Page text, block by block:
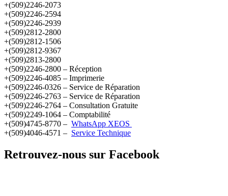
+(509)2246-2073
+(509)2246-2594
+(509)2246-2939
+(509)2812-2800
+(509)2812-1506
+(509)2812-9367
+(509)2813-2800
+(509)2246-2800 – Réception
+(509)2246-4085 – Imprimerie
+(509)2246-0326 – Service de Réparation
+(509)2246-2763 – Service de Réparation
+(509)2246-2764 – Consultation Gratuite
+(509)2249-1064 – Comptabilité
+(509)4745-8770 – WhatsApp XEOS
+(509)4046-4571 – Service Technique
Retrouvez-nous sur Facebook